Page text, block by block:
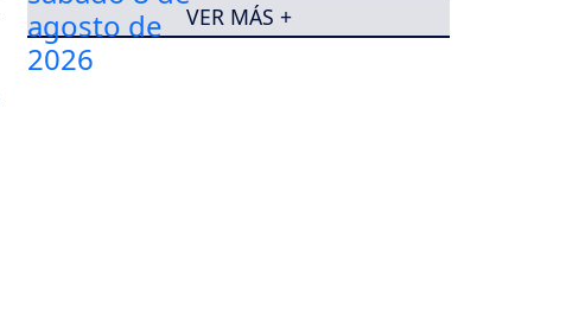
VER MÁS +